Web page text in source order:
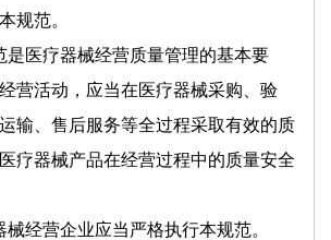
规范。
医疗器械经营质量管理的基本要
营活动，应当在医疗器械采购、验
输、售后服务等全过程采取有效的质
疗器械产品在经营过程中的质量安全
经营企业应当严格执行本规范。